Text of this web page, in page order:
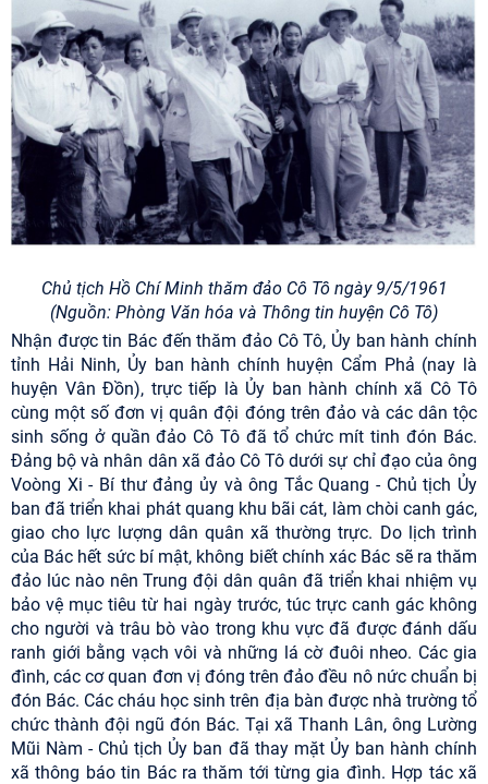
Chủ tịch Hồ Chí Minh thăm đảo Cô Tô ngày 9/5/1961
(Nguồn: Phòng Văn hóa và Thông tin huyện Cô Tô)
Nhận được tin Bác đến thăm đảo Cô Tô, Ủy ban hành chính
tỉnh Hải Ninh, Ủy ban hành chính huyện Cẩm Phả (nay là
huyện Vân Đồn), trực tiếp là Ủy ban hành chính xã Cô Tô
cùng một số đơn vị quân đội đóng trên đảo và các dân tộc
sinh sống ở quần đảo Cô Tô đã tổ chức mít tinh đón Bác.
Đảng bộ và nhân dân xã đảo Cô Tô dưới sự chỉ đạo của ông
Voòng Xi - Bí thư đảng ủy và ông Tắc Quang - Chủ tịch Ủy
ban đã triển khai phát quang khu bãi cát, làm chòi canh gác,
giao cho lực lượng dân quân xã thường trực. Do lịch trình
của Bác hết sức bí mật, không biết chính xác Bác sẽ ra thăm
đảo lúc nào nên Trung đội dân quân đã triển khai nhiệm vụ
bảo vệ mục tiêu từ hai ngày trước, túc trực canh gác không
cho người và trâu bò vào trong khu vực đã được đánh dấu
ranh giới bằng vạch vôi và những lá cờ đuôi nheo. Các gia
đình, các cơ quan đơn vị đóng trên đảo đều nô nức chuẩn bị
đón Bác. Các cháu học sinh trên địa bàn được nhà trường tổ
chức thành đội ngũ đón Bác. Tại xã Thanh Lân, ông Lường
Mũi Nàm - Chủ tịch Ủy ban đã thay mặt Ủy ban hành chính
xã thông báo tin Bác ra thăm tới từng gia đình. Hợp tác xã